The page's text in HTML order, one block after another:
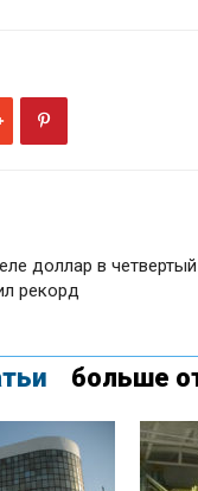
доллар в
рекорд
больше